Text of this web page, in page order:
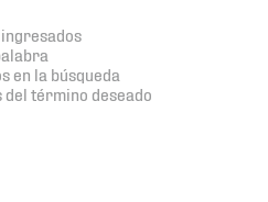
en la búsqueda
término deseado